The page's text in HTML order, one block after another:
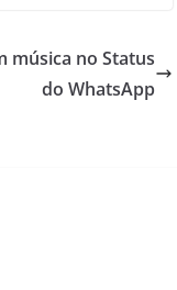
música no Status
do WhatsApp